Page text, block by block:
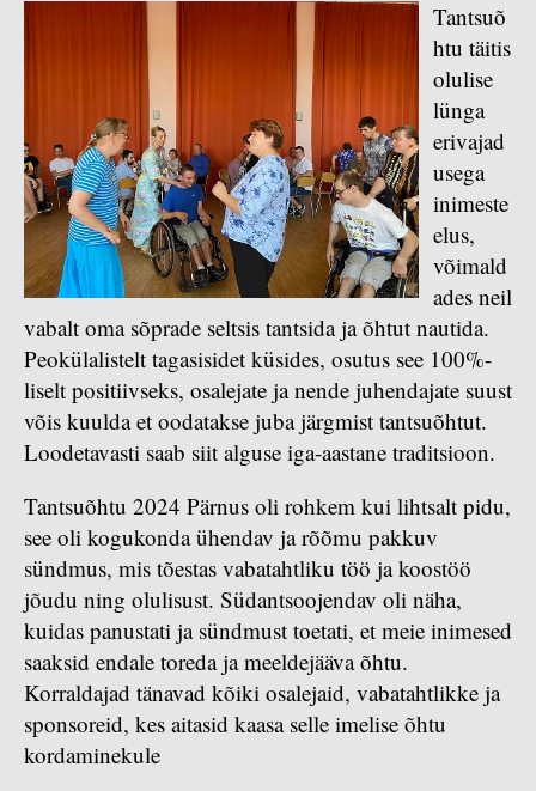
Tantsuõ
htu täitis
olulise
lünga
erivajad
usega
inimeste
elus,
võimald
ades neil
vabalt oma sõprade seltsis tantsida ja õhtut nautida.
Peokülalistelt tagasisidet küsides, osutus see 100%-
liselt positiivseks, osalejate ja nende juhendajate suust
võis kuulda et oodatakse juba järgmist tantsuõhtut.
Loodetavasti saab siit alguse iga-aastane traditsioon.
Tantsuõhtu 2024 Pärnus oli rohkem kui lihtsalt pidu,
see oli kogukonda ühendav ja rõõmu pakkuv
sündmus, mis tõestas vabatahtliku töö ja koostöö
jõudu ning olulisust. Südantsoojendav oli näha,
kuidas panustati ja sündmust toetati, et meie inimesed
saaksid endale toreda ja meeldejääva õhtu.
Korraldajad tänavad kõiki osalejaid, vabatahtlikke ja
sponsoreid, kes aitasid kaasa selle imelise õhtu
kordaminekule